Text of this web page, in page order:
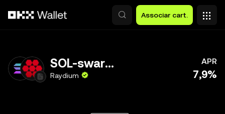
Associar cart.
SOL-swarms
Raydium
APR
7,9%